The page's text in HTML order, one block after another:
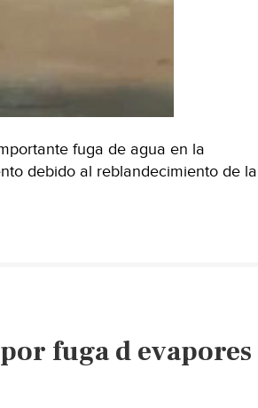
fuga de agua en la
debido al reblandecimiento de
fuga d